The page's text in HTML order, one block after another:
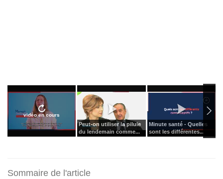
vidéo en cours
Peut-on utiliser la pilule
du lendemain comme...
Minute santé - Quelles
sont les différentes...
Sommaire de l'article